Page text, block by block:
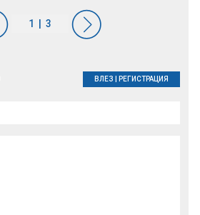
ВЛЕЗ РЕГИСТРАЦИЯ